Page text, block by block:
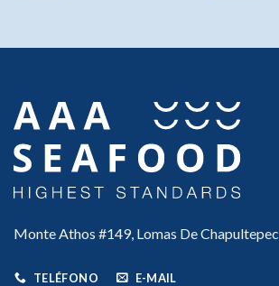
Monte Athos #149, Lomas De Chapultepec
TELÉFONO E-MAIL